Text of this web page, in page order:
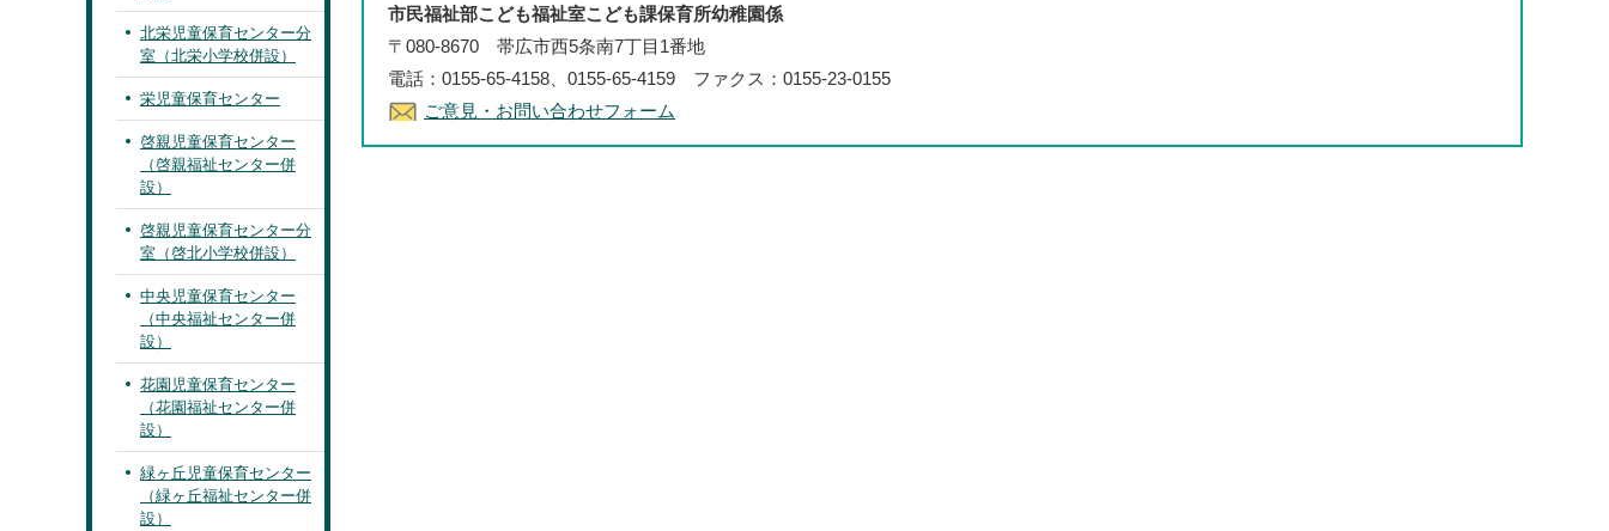
市民福祉部こども福祉室こども課保育所幼稚園係
〒080-8670 帯広市西5条南7丁目1番地
電話：0155-65-4158、0155-65-4159 ファクス：0155-23-0155
ご意見・お問い合わせフォーム
北栄児童保育センター分
室（北栄小学校併設）
栄児童保育センター
啓親児童保育センター
（啓親福祉センター併
設）
啓親児童保育センター分
室（啓北小学校併設）
中央児童保育センター
（中央福祉センター併
設）
花園児童保育センター
（花園福祉センター併
設）
緑ヶ丘児童保育センター
（緑ヶ丘福祉センター併
設）